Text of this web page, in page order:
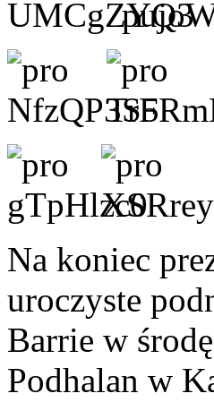
Na koniec
uroczyste
Barrie w
Podhalan w